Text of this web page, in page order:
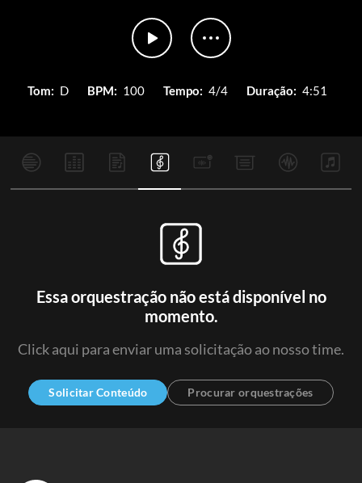
Tom: D BPM: 100 Tempo: 4/4 Duração: 4:51
Essa orquestração não está disponível no
momento.
Click aqui para enviar uma solicitação ao nosso time.
Solicitar Conteúdo Procurar orquestrações